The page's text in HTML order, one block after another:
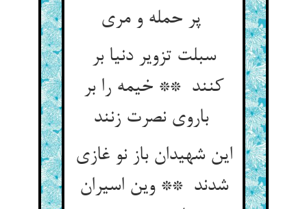
سبلت تزویر دنیا بر
کنند ** خیمه را بر
باروی نصرت زنند
این شهیدان باز نو غازی
شدند ** وین اسیران